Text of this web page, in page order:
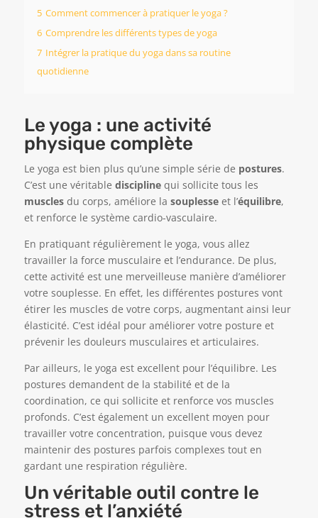
5 Comment commencer à pratiquer le yoga ?
6 Comprendre les différents types de yoga
7 Intégrer la pratique du yoga dans sa routine
quotidienne
Le yoga : une activité
physique complète
Le yoga est bien plus qu’une simple série de postures.
C’est une véritable disciplinequi sollicite tous les
musclesdu corps, améliore la souplesseet l’équilibre,
et renforce le système cardio-vasculaire.
En pratiquant régulièrement le yoga, vous allez
travailler la force musculaire et l’endurance. De plus,
cette activité est une merveilleuse manière d’améliorer
votre souplesse. En effet, les différentes postures vont
étirer les muscles de votre corps, augmentant ainsi leur
élasticité. C’est idéal pour améliorer votre posture et
prévenir les douleurs musculaires et articulaires.
Par ailleurs, le yoga est excellent pour l’équilibre. Les
postures demandent de la stabilité et de la
coordination, ce qui sollicite et renforce vos muscles
profonds. C’est également un excellent moyen pour
travailler votre concentration, puisque vous devez
maintenir des postures parfois complexes tout en
gardant une respiration régulière.
Un véritable outil contre le
stress et l’anxiété